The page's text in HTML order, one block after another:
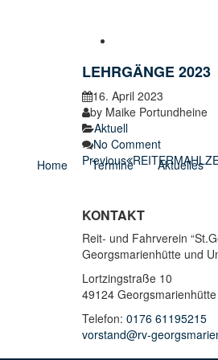
Home Termine Aktuelles
LEHRGÄNGE 2023
16. April 2023
by Maike Portundheine
Aktuell
No Comment
Previous
KONTAKT
Reit- und Fahrverein
Georgsmarienhütte und
Lortzingstraße 10
49124 Georgsmarienhütte
Telefon: 0176 61195215
vorstand@rv-